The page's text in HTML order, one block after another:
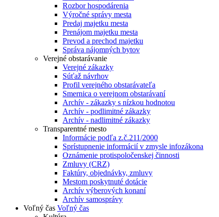
Rozbor hospodárenia
Výročné správy mesta
Predaj majetku mesta
Prenájom majetku mesta
Prevod a prechod majetku
Správa nájomných bytov
Verejné obstarávanie
Verejné zákazky
Súťaž návrhov
Profil verejného obstarávateľa
Smernica o verejnom obstarávaní
Archív - zákazky s nízkou hodnotou
Archív - podlimitné zákazky
Archív - nadlimitné zákazky
Transparentné mesto
Informácie podľa z.č.211/2000
Sprístupnenie informácií v zmysle infozákona
Oznámenie protispoločenskej činnosti
Zmluvy (CRZ)
Faktúry, objednávky, zmluvy
Mestom poskytnuté dotácie
Archív výberových konaní
Archív samosprávy
Voľný čas Voľný čas